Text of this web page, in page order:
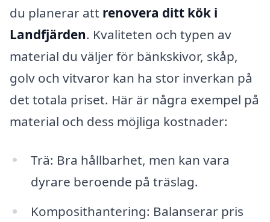
du planerar att renovera ditt kök i
Landfjärden. Kvaliteten och typen av
material du väljer för bänkskivor, skåp,
golv och vitvaror kan ha stor inverkan på
det totala priset. Här är några exempel på
material och dess möjliga kostnader:
Trä: Bra hållbarhet, men kan vara
dyrare beroende på träslag.
Komposithantering: Balanserar pris